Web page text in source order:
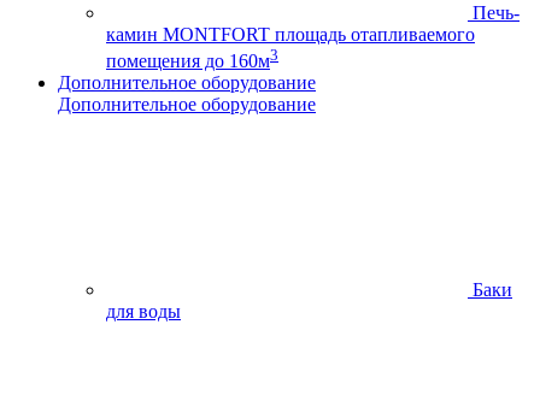
Печь-
камин MONTFORT площадь отапливаемого
помещения до 160м3
Дополнительное оборудование
Дополнительное оборудование
Баки
для воды